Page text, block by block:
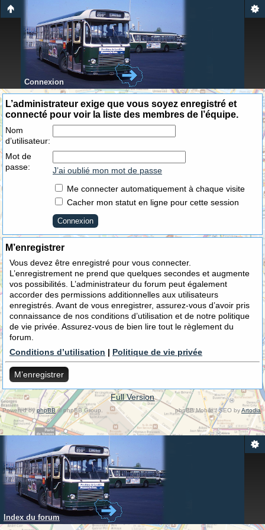
Connexion
L’administrateur exige que vous soyez enregistré et
connecté pour voir la liste des membres de l’équipe.
Nom
d’utilisateur:
Mot de
passe:
J’ai oublié mon mot de passe
Me connecter automatiquement à chaque visite
Cacher mon statut en ligne pour cette session
M’enregistrer
Vous devez être enregistré pour vous connecter.
L’enregistrement ne prend que quelques secondes et augmente
vos possibilités. L’administrateur du forum peut également
accorder des permissions additionnelles aux utilisateurs
enregistrés. Avant de vous enregistrer, assurez-vous d’avoir pris
connaissance de nos conditions d’utilisation et de notre politique
de vie privée. Assurez-vous de bien lire tout le règlement du
forum.
Conditions d’utilisation | Politique de vie privée
M’enregistrer
Full Version
Powered byphpBB© phpBB Group. phpBB Mobile / SEO byArtodia.
Index du forum